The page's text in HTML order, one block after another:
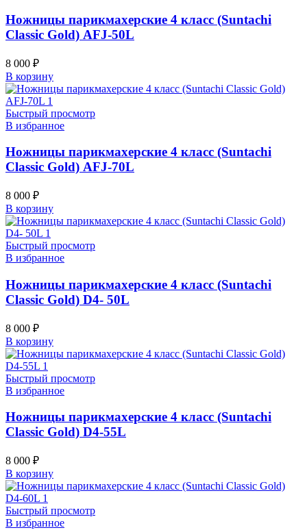
Ножницы парикмахерские 4 класс (Suntachi
Classic Gold) AFJ-50L
8 000 ₽
В корзину
Быстрый просмотр
В избранное
Ножницы парикмахерские 4 класс (Suntachi
Classic Gold) AFJ-70L
8 000 ₽
В корзину
Быстрый просмотр
В избранное
Ножницы парикмахерские 4 класс (Suntachi
Classic Gold) D4- 50L
8 000 ₽
В корзину
Быстрый просмотр
В избранное
Ножницы парикмахерские 4 класс (Suntachi
Classic Gold) D4-55L
8 000 ₽
В корзину
Быстрый просмотр
В избранное